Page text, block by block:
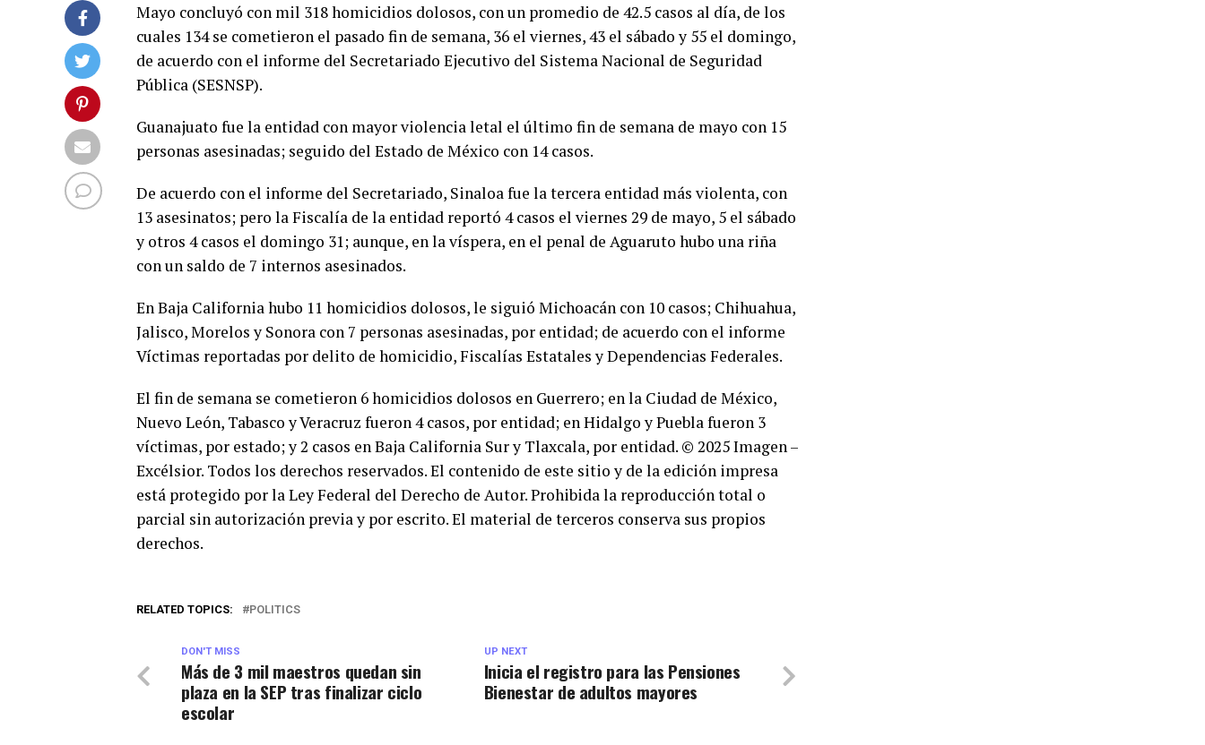
Mayo concluyó con mil 318 homicidios dolosos, con un promedio de 42.5 casos al día, de los
cuales 134 se cometieron el pasado fin de semana, 36 el viernes, 43 el sábado y 55 el domingo,
de acuerdo con el informe del Secretariado Ejecutivo del Sistema Nacional de Seguridad
Pública (SESNSP).
Guanajuato fue la entidad con mayor violencia letal el último fin de semana de mayo con 15
personas asesinadas; seguido del Estado de México con 14 casos.
De acuerdo con el informe del Secretariado, Sinaloa fue la tercera entidad más violenta, con
13 asesinatos; pero la Fiscalía de la entidad reportó 4 casos el viernes 29 de mayo, 5 el sábado
y otros 4 casos el domingo 31; aunque, en la víspera, en el penal de Aguaruto hubo una riña
con un saldo de 7 internos asesinados.
En Baja California hubo 11 homicidios dolosos, le siguió Michoacán con 10 casos; Chihuahua,
Jalisco, Morelos y Sonora con 7 personas asesinadas, por entidad; de acuerdo con el informe
Víctimas reportadas por delito de homicidio, Fiscalías Estatales y Dependencias Federales.
El fin de semana se cometieron 6 homicidios dolosos en Guerrero; en la Ciudad de México,
Nuevo León, Tabasco y Veracruz fueron 4 casos, por entidad; en Hidalgo y Puebla fueron 3
víctimas, por estado; y 2 casos en Baja California Sur y Tlaxcala, por entidad. © 2025 Imagen –
Excélsior. Todos los derechos reservados. El contenido de este sitio y de la edición impresa
está protegido por la Ley Federal del Derecho de Autor. Prohibida la reproducción total o
parcial sin autorización previa y por escrito. El material de terceros conserva sus propios
derechos.
RELATED TOPICS: POLITICS
UP NEXT
Inicia el registro para las Pensiones
Bienestar de adultos mayores
DON'T MISS
Más de 3 mil maestros quedan sin
plaza en la SEP tras finalizar ciclo
escolar